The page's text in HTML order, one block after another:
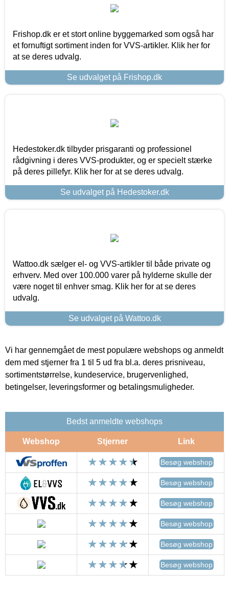
Frishop.dk er et stort online byggemarked som også har
et fornuftigt sortiment inden for VVS-artikler. Klik her for
at se deres udvalg.
Se udvalget på Frishop.dk
Hedestoker.dk tilbyder prisgaranti og professionel
rådgivning i deres VVS-produkter, og er specielt stærke
på deres pillefyr. Klik her for at se deres udvalg.
Se udvalget på Hedestoker.dk
Wattoo.dk sælger el- og VVS-artikler til både private og
erhverv. Med over 100.000 varer på hylderne skulle der
være noget til enhver smag. Klik her for at se deres
udvalg.
Se udvalget på Wattoo.dk
Vi har gennemgået de mest populære webshops og anmeldt
dem med stjerner fra 1 til 5 ud fra bl.a. deres prisniveau,
sortimentstørrelse, kundeservice, brugervenlighed,
betingelser, leveringsformer og betalingsmuligheder.
Bedst anmeldte webshops
Webshop Stjerner Link
Besøg webshop
Besøg webshop
Besøg webshop
Besøg webshop
Besøg webshop
Besøg webshop